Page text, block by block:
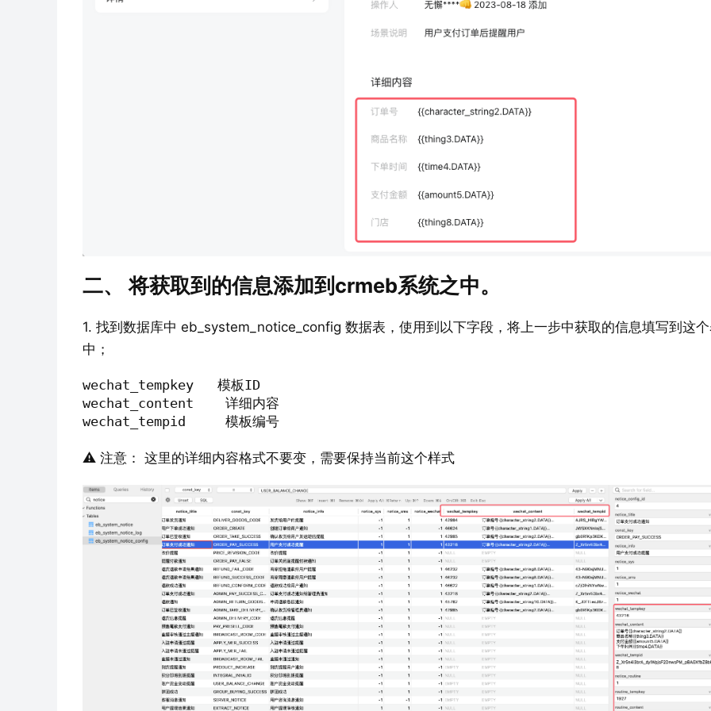
二、 将获取到的信息添加到crmeb系统之中。
1. 找到数据库中 eb_system_notice_config 数据表，使用到以下字段，将上一步中获取的信息填写到这
中；
wechat_tempkey   模板ID
wechat_content    详细内容
wechat_tempid     模板编号
⚠️ 注意： 这里的详细内容格式不要变，需要保持当前这个样式